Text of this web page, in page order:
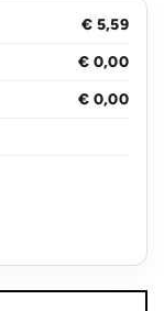
€ 5,59
€ 0,00
€ 0,00